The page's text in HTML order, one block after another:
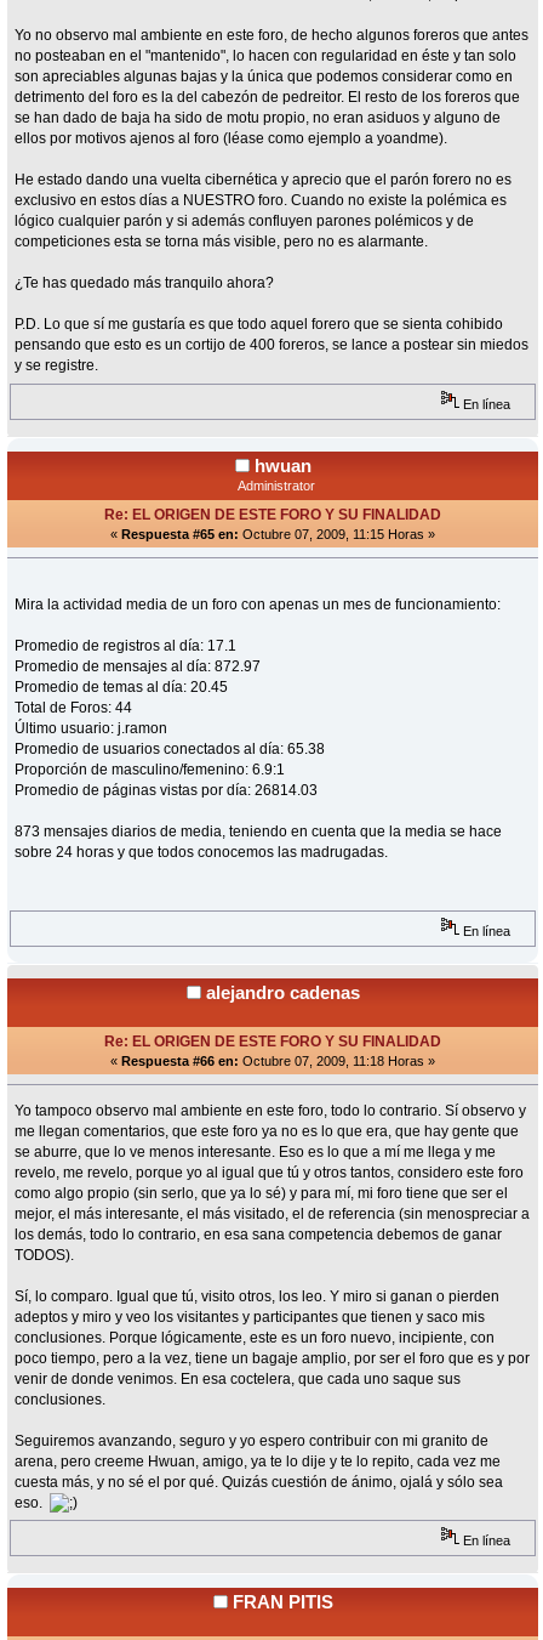
Yo no observo mal ambiente en este foro, de hecho algunos foreros que antes
no posteaban en el "mantenido", lo hacen con regularidad en éste y tan solo
son apreciables algunas bajas y la única que podemos considerar como en
detrimento del foro es la del cabezón de pedreitor. El resto de los foreros que
se han dado de baja ha sido de motu propio, no eran asiduos y alguno de
ellos por motivos ajenos al foro (léase como ejemplo a yoandme).
He estado dando una vuelta cibernética y aprecio que el parón forero no es
exclusivo en estos días a NUESTRO foro. Cuando no existe la polémica es
lógico cualquier parón y si además confluyen parones polémicos y de
competiciones esta se torna más visible, pero no es alarmante.
¿Te has quedado más tranquilo ahora?
P.D. Lo que sí me gustaría es que todo aquel forero que se sienta cohibido
pensando que esto es un cortijo de 400 foreros, se lance a postear sin miedos
y se registre.
En línea
hwuan
Administrator
Re: EL ORIGEN DE ESTE FORO Y SU FINALIDAD
« Respuesta #65 en: Octubre 07, 2009, 11:15 Horas »
Mira la actividad media de un foro con apenas un mes de funcionamiento:
Promedio de registros al día: 17.1
Promedio de mensajes al día: 872.97
Promedio de temas al día: 20.45
Total de Foros: 44
Último usuario: j.ramon
Promedio de usuarios conectados al día: 65.38
Proporción de masculino/femenino: 6.9:1
Promedio de páginas vistas por día: 26814.03
873 mensajes diarios de media, teniendo en cuenta que la media se hace
sobre 24 horas y que todos conocemos las madrugadas.
En línea
alejandro cadenas
Re: EL ORIGEN DE ESTE FORO Y SU FINALIDAD
« Respuesta #66 en: Octubre 07, 2009, 11:18 Horas »
Yo tampoco observo mal ambiente en este foro, todo lo contrario. Sí observo y
me llegan comentarios, que este foro ya no es lo que era, que hay gente que
se aburre, que lo ve menos interesante. Eso es lo que a mí me llega y me
revelo, me revelo, porque yo al igual que tú y otros tantos, considero este foro
como algo propio (sin serlo, que ya lo sé) y para mí, mi foro tiene que ser el
mejor, el más interesante, el más visitado, el de referencia (sin menospreciar a
los demás, todo lo contrario, en esa sana competencia debemos de ganar
TODOS).
Sí, lo comparo. Igual que tú, visito otros, los leo. Y miro si ganan o pierden
adeptos y miro y veo los visitantes y participantes que tienen y saco mis
conclusiones. Porque lógicamente, este es un foro nuevo, incipiente, con
poco tiempo, pero a la vez, tiene un bagaje amplio, por ser el foro que es y por
venir de donde venimos. En esa coctelera, que cada uno saque sus
conclusiones.
Seguiremos avanzando, seguro y yo espero contribuir con mi granito de
arena, pero creeme Hwuan, amigo, ya te lo dije y te lo repito, cada vez me
cuesta más, y no sé el por qué. Quizás cuestión de ánimo, ojalá y sólo sea
eso.
En línea
FRAN PITIS